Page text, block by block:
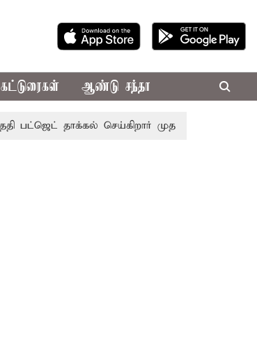
கட்டுரைகள் ஆண்டு சந்தா
தாக்கல் செய்கிறார் முதல்-அமைச்சர் ரங்கசாமி